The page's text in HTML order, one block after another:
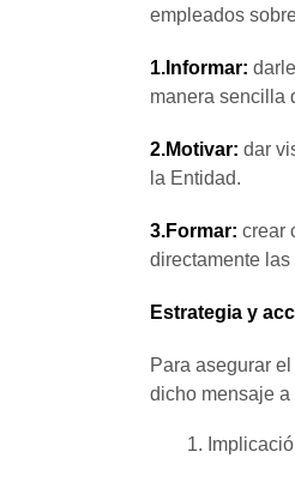
empleados
1.Informar:
manera sencilla
2.Motivar: dar
la Entidad.
3.Formar: crear
directamente
Estrategia y
Para asegurar
dicho mensaje